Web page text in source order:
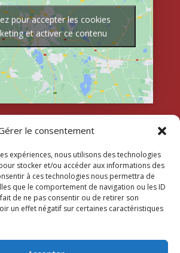
le consentement
expériences, nous utilisons des technologies
stocker et/ou accéder aux informations des
à ces technologies nous permettra de
que le comportement de navigation ou les ID
de ne pas consentir ou de retirer son
un effet négatif sur certaines caractéristiques
pour accepter les cookies
et activer ce contenu